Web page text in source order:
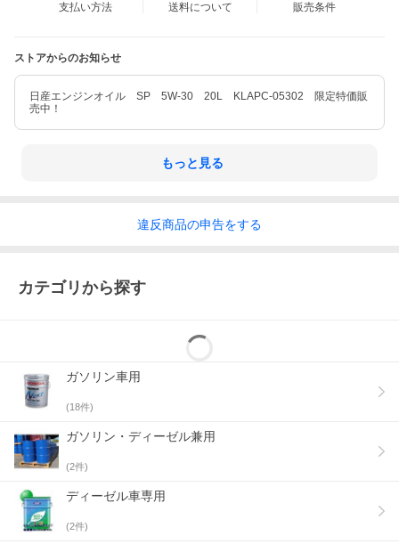
支払い方法 送料について 販売条件
ストアからのお知らせ
日産エンジンオイル SP 5W-30 20L KLAPC-05302 限定特価販
売中！
もっと見る
違反商品の申告をする
カテゴリから探す
ガソリン車用
(18件)
ガソリン・ディーゼル兼用
(2件)
ディーゼル車専用
(2件)